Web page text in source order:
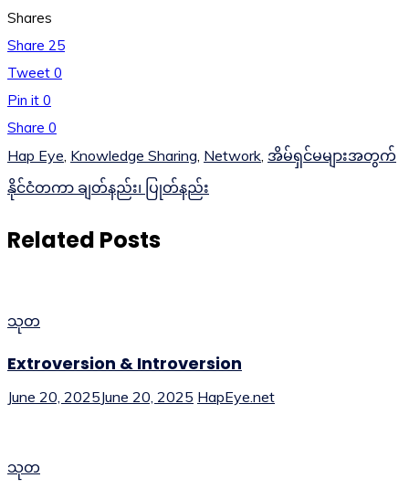
Shares
Share 25
Tweet 0
Pin it 0
Share 0
Hap Eye, Knowledge Sharing, Network, အိမ်ရှင်မများအတွက်
နိုင်ငံတကာ ချတ်နည်း၊ ပြုတ်နည်း
Related Posts
သုတ
Extroversion & Introversion
June 20, 2025June 20, 2025 HapEye.net
သုတ